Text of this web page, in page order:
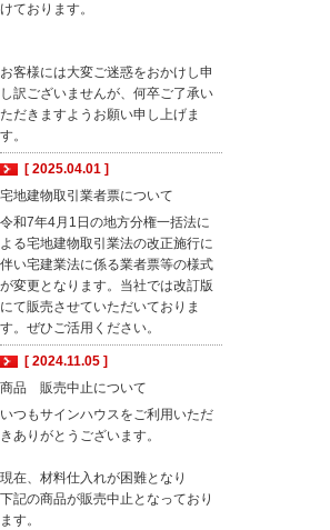
けております。
お客様には大変ご迷惑をおかけし申
し訳ございませんが、何卒ご了承い
ただきますようお願い申し上げま
す。
[ 2025.04.01 ]
宅地建物取引業者票について
令和7年4月1日の地方分権一括法に
よる宅地建物取引業法の改正施行に
伴い宅建業法に係る業者票等の様式
が変更となります。当社では改訂版
にて販売させていただいておりま
す。ぜひご活用ください。
[ 2024.11.05 ]
商品 販売中止について
いつもサインハウスをご利用いただ
きありがとうございます。
現在、材料仕入れが困難となり
下記の商品が販売中止となっており
ます。